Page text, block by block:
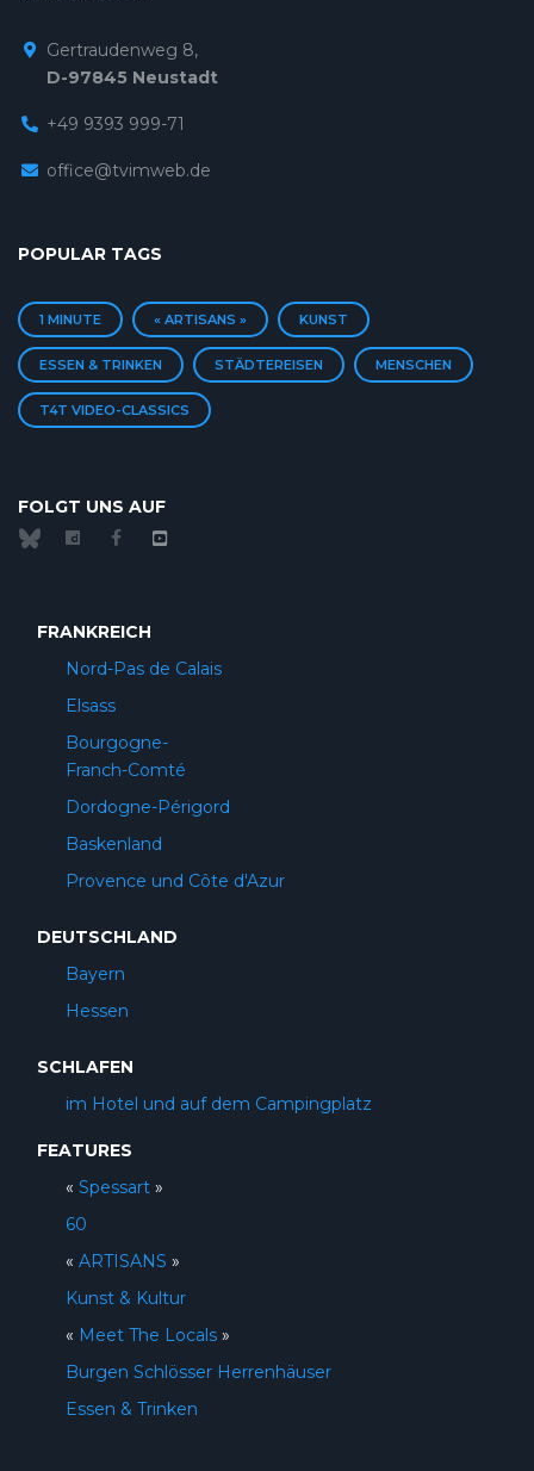
Gertraudenweg 8,
D-97845 Neustadt
+49 9393 999-71
office@tvimweb.de
POPULAR TAGS
1 MINUTE « ARTISANS » KUNST
ESSEN & TRINKEN STÄDTEREISEN MENSCHEN
T4T VIDEO-CLASSICS
FOLGT UNS AUF
FRANKREICH
Nord-Pas de Calais
Elsass
Bourgogne-
Franch-Comté
Dordogne-Périgord
Baskenland
Provence und Côte d'Azur
DEUTSCHLAND
Bayern
Hessen
SCHLAFEN
im Hotel und auf dem Campingplatz
FEATURES
« Spessart »
60
« ARTISANS »
Kunst & Kultur
« Meet The Locals »
Burgen Schlösser Herrenhäuser
Essen & Trinken